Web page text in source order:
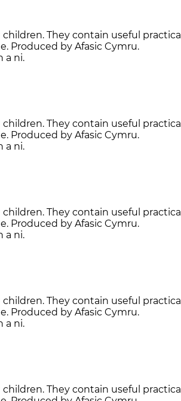
They contain useful practical
Produced by Afasic Cymru.
a ni.
They contain useful practical
Produced by Afasic Cymru.
a ni.
They contain useful practical
Produced by Afasic Cymru.
a ni.
They contain useful practical
Produced by Afasic Cymru.
a ni.
They contain useful practical